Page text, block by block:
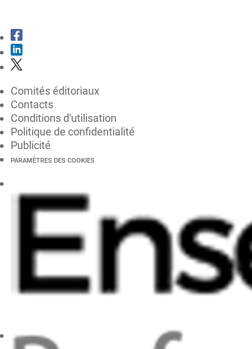
Comités éditoriaux
Contacts
Conditions d'utilisation
Politique de confidentialité
Publicité
PARAMÈTRES DES COOKIES